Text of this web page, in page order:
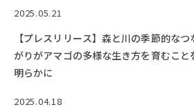
ANPIC
2025.05.21
【プレスリリース】森と川の季節的なつ
がりがアマゴの多様な生き方を育むこと
明らかに
2025.04.18